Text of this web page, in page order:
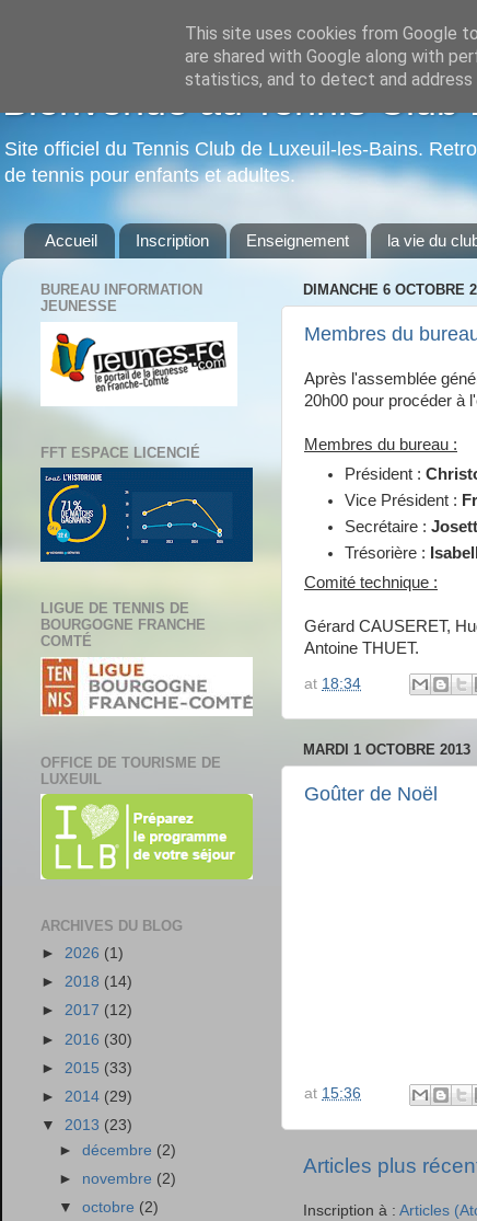
Bienvenue au Tennis Club
Site officiel du Tennis Club de Luxeuil-les-Bains.
de tennis pour enfants et adultes.
Accueil Inscription Enseignement la vie du
DIMANCHE 6 OCTOBRE
Membres du
Après l'assemblée
20h00 pour procéder à
Membres du bureau :
Président :
Vice Président :
Secrétaire :
Trésorière :
Comité technique :
Gérard CAUSERET,
Antoine THUET.
at 18:34
MARDI 1 OCTOBRE 2013
Goûter de Noël
at 15:36
Articles plus
Inscription à : Articles
BUREAU INFORMATION
JEUNESSE
FFT ESPACE LICENCIÉ
LIGUE DE TENNIS DE
BOURGOGNE FRANCHE
COMTÉ
OFFICE DE TOURISME DE
LUXEUIL
ARCHIVES DU BLOG
► 2026 (1)
► 2018 (14)
► 2017 (12)
► 2016 (30)
► 2015 (33)
► 2014 (29)
▼ 2013 (23)
►décembre (2)
► novembre (2)
▼octobre (2)
This site uses cookies from Google
are shared with Google along with
statistics, and to detect and address